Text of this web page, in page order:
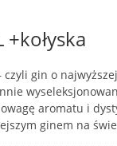
+kołyska
czyli gin o
aromatu i
ginem na